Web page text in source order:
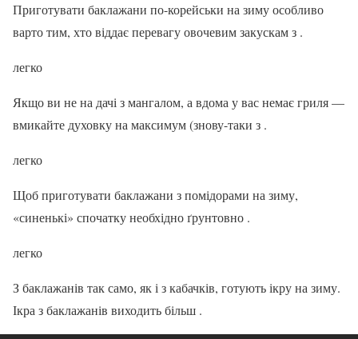
Приготувати баклажани по-корейськи на зиму особливо
варто тим, хто віддає перевагу овочевим закускам з .
легко
Якщо ви не на дачі з мангалом, а вдома у вас немає гриля —
вмикайте духовку на максимум (знову-таки з .
легко
Щоб приготувати баклажани з помідорами на зиму,
«синенькі» спочатку необхідно ґрунтовно .
легко
З баклажанів так само, як і з кабачків, готують ікру на зиму.
Ікра з баклажанів виходить більш .